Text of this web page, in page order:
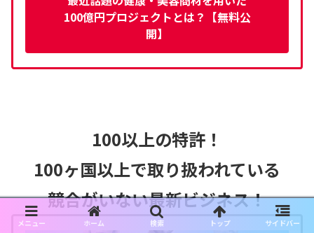
100億円プロジェクトとは？【無料公
開】
100以上の特許！
100ヶ国以上で取り扱われている
競合がいない最新ビジネス！
メニュー ホーム 検索 トップ サイドバー